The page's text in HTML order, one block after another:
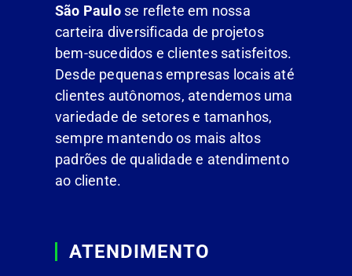
São Paulose reflete em nossa
carteira diversificada de projetos
bem-sucedidos e clientes satisfeitos.
Desde pequenas empresas locais até
clientes autônomos, atendemos uma
variedade de setores e tamanhos,
sempre mantendo os mais altos
padrões de qualidade e atendimento
ao cliente.
ATENDIMENTO